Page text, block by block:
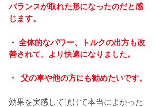
バランスが取れた形になったのだと感
じます。
・ 全体的なパワー、トルクの出方も改
善されて、より快適になりました。
・  父の車や他の方にも勧めたいです。
効果を実感して頂けて本当によかった